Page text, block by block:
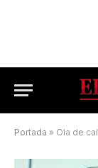
Portada » Ola de